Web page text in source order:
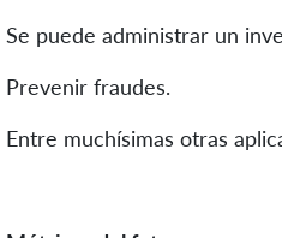
Se puede administrar un
Prevenir fraudes.
Entre muchísimas otras